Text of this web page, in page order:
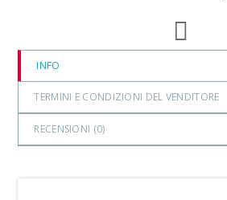
INFO
TERMINI E CONDIZIONI DEL VENDITORE
RECENSIONI (0)